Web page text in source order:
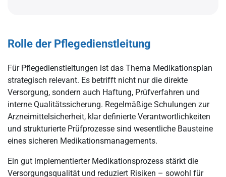
Rolle der Pflegedienstleitung
Für Pflegedienstleitungen ist das Thema Medikationsplan
strategisch relevant. Es betrifft nicht nur die direkte
Versorgung, sondern auch Haftung, Prüfverfahren und
interne Qualitätssicherung. Regelmäßige Schulungen zur
Arzneimittelsicherheit, klar definierte Verantwortlichkeiten
und strukturierte Prüfprozesse sind wesentliche Bausteine
eines sicheren Medikationsmanagements.
Ein gut implementierter Medikationsprozess stärkt die
Versorgungsqualität und reduziert Risiken – sowohl für